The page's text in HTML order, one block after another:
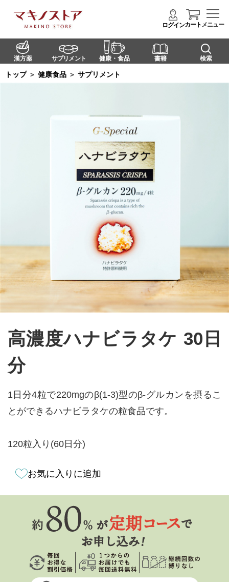
ログインカートメニュー
漢方薬 サプリメント 健康・食品 書籍 検索
トップ ＞ 健康食品 ＞ サプリメント
高濃度ハナビラタケ 30日
分
1日分4粒で220mgのβ(1-3)型のβ-グルカンを摂るこ
とができるハナビラタケの粒食品です。
120粒入り(60日分)
お気に入りに追加